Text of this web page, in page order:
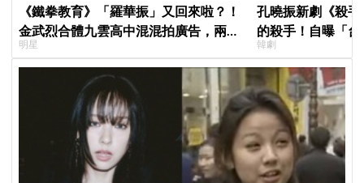
《鐵拳教育》「羅華振」又回來啦？！
金武烈合體九雲高中混混拍廣告，兩人
嚇壞反應笑翻劇迷：根本番外篇！
明星
孔曉振新劇《殺
的殺手！自曝「
小很多XD
韓劇